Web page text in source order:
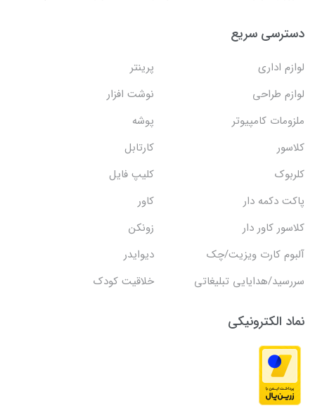
دسترسی سریع
لوازم اداری
پرینتر
لوازم طراحی
نوشت افزار
ملزومات کامپیوتر
پوشه
کلاسور
کارتابل
کلربوک
کلیپ فایل
پاکت دکمه دار
کاور
کلاسور کاور دار
زونکن
آلبوم کارت ویزیت/چک
دیوایدر
سررسید/هدایایی تبلیغاتی
خلاقیت کودک
نماد الکترونیکی